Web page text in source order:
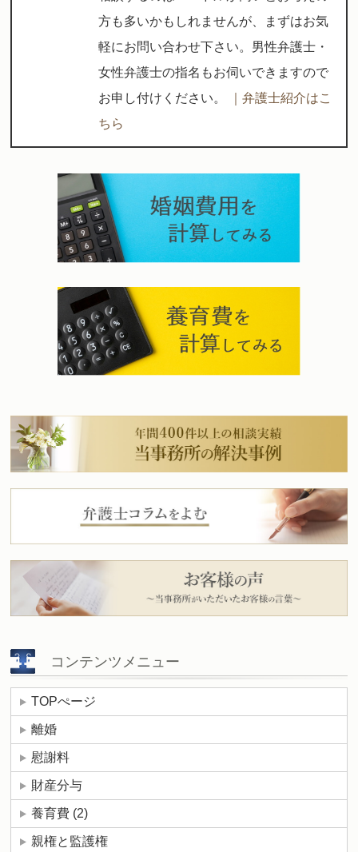
方も多いかもしれませんが、まずはお気
軽にお問い合わせ下さい。男性弁護士・
女性弁護士の指名もお伺いできますので
お申し付けください。
｜弁護士紹介はこ
ちら
コンテンツメニュー
TOPぺージ
離婚
慰謝料
財産分与
養育費 (2)
親権と監護権